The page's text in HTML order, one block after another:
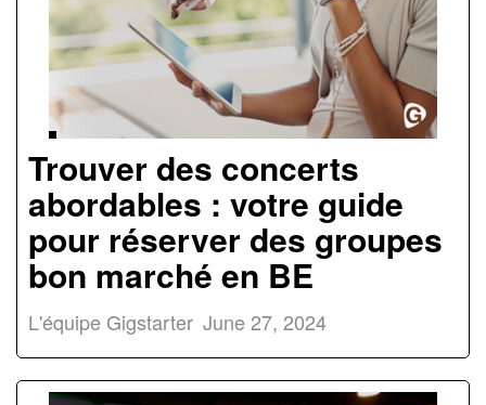
Trouver des concerts
abordables : votre guide
pour réserver des groupes
bon marché en BE
L'équipe Gigstarter June 27, 2024